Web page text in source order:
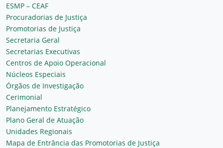
ESMP – CEAF
Procuradorias de Justiça
Promotorias de Justiça
Secretaria Geral
Secretarias Executivas
Centros de Apoio Operacional
Núcleos Especiais
Órgãos de Investigação
Cerimonial
Planejamento Estratégico
Plano Geral de Atuação
Unidades Regionais
Mapa de Entrância das Promotorias de Justiça